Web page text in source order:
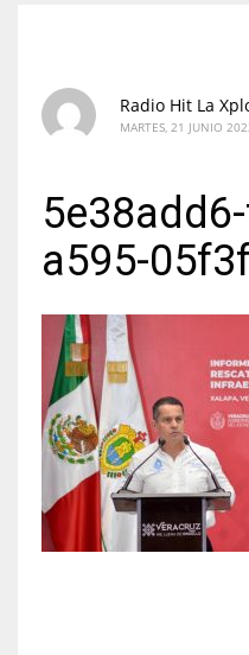
Radio Hit La
MARTES, 21 JUNIO
a595-